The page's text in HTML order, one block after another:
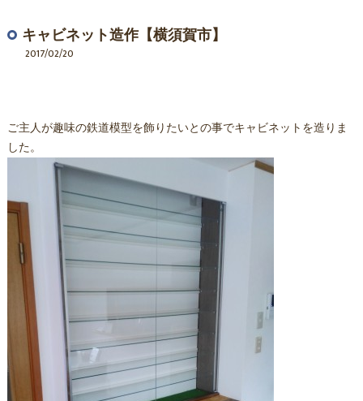
キャビネット造作【横須賀市】
2017/02/20
ご主人が趣味の鉄道模型を飾りたいとの事でキャビネットを造りま
した。